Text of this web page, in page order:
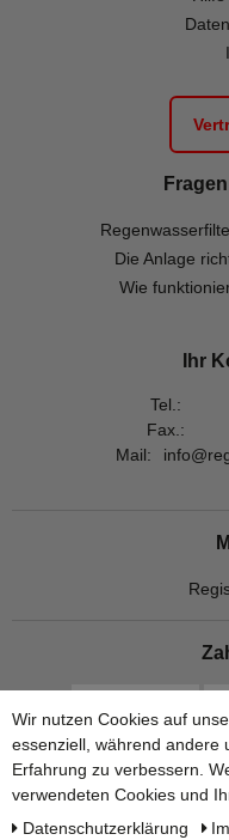
Die Anlage
Wie
Ihr
Tel.:
Fax.:
Mail:
Wir nutzen Cookies auf
essenziell, während andere
Erfahrung zu verbessern.
verwendeten Cookies und
Daten­schutz­erklärung